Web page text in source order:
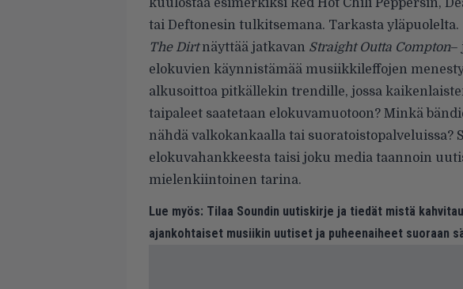
kuulostaa esimerkiksi Red Hot Chili Peppersin,
tai Deftonesin tulkitsemana. Tarkasta yläpuolelta.
The Dirtnäyttää jatkavan Straight Outta Compton–
elokuvien käynnistämää musiikkileffojen
alkusoittoa pitkällekin trendille, jossa
taipaleet saatetaan elokuvamuotoon? Minkä
nähdä valkokankaalla tai suoratoistopalveluissa?
elokuvahankkeesta taisi joku media taannoin
mielenkiintoinen tarina.
Lue myös: Tilaa Soundin uutiskirje ja tiedät mistä
ajankohtaiset musiikin uutiset ja puheenaiheet suoraan